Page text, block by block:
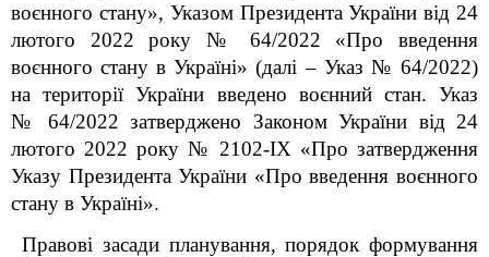
воєнного стану», Указом Президента України від 24
лютого 2022 року № 64/2022 «Про введення
воєнного стану в Україні» (далі – Указ № 64/2022)
на території України введено воєнний стан. Указ
№ 64/2022 затверджено Законом України від 24
лютого 2022 року № 2102-IX «Про затвердження
Указу Президента України «Про введення воєнного
стану в Україні».
Правові засади планування, порядок формування